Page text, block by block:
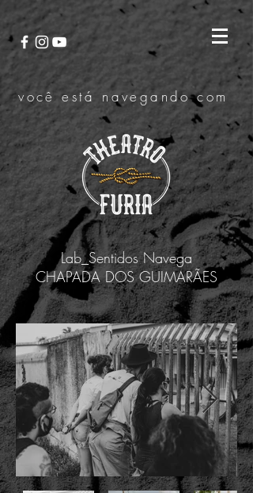
você está navegando com
Lab_Sentidos Navega
CHAPADA DOS GUIMARÃES